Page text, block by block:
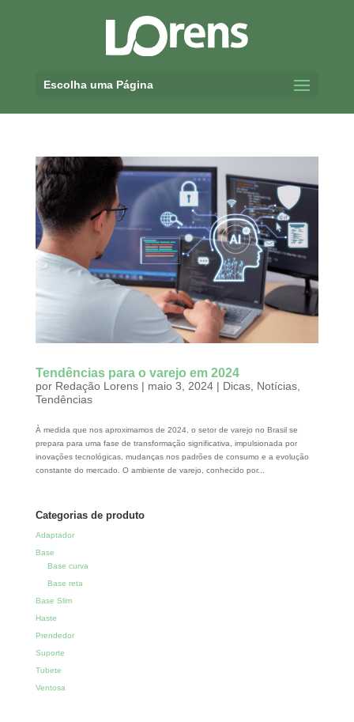
Escolha uma Página
Tendências para o varejo em 2024
por Redação Lorens| maio 3, 2024| Dicas, Notícias,
Tendências
À medida que nos aproximamos de 2024, o setor de varejo no Brasil se
prepara para uma fase de transformação significativa, impulsionada por
inovações tecnológicas, mudanças nos padrões de consumo e a evolução
constante do mercado. O ambiente de varejo, conhecido por...
Categorias de produto
Adaptador
Base
Base curva
Base reta
Base Slim
Haste
Prendedor
Suporte
Tubete
Ventosa